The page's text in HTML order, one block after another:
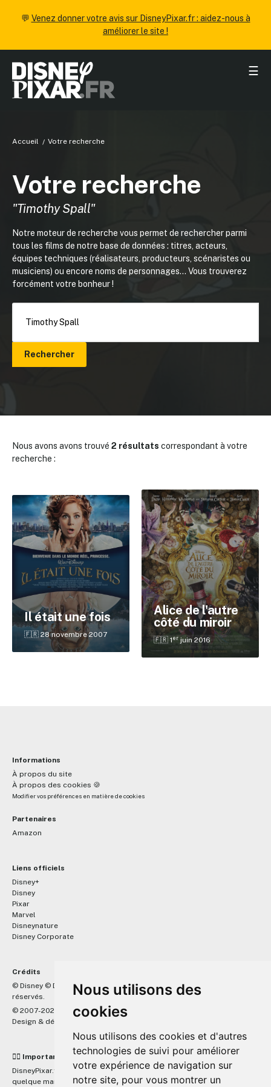
Nous utilisons des
cookies
Nous utilisons des cookies et d'autres
technologies de suivi pour améliorer
votre expérience de navigation sur
notre site, pour vous montrer un
💬 Venez donner votre avis sur DisneyPixar.fr : aidez-nous à
améliorer le site !
☰
Accueil Votre recherche
Votre recherche
"Timothy Spall"
Notre moteur de recherche vous permet de rechercher parmi
tous les films de notre base de données : titres, acteurs,
équipes techniques (réalisateurs, producteurs, scénaristes ou
musiciens) ou encore noms de personnages... Vous trouverez
forcément votre bonheur !
Rechercher
Nous avons avons trouvé 2 résultats correspondant à votre
recherche :
Il était une fois
🇫🇷 28 novembre 2007
Alice de l'autre
côté du miroir
🇫🇷 1er juin 2016
Informations
À propos du site
À propos des cookies 🍪
Modifier vos préférences en matière de cookies
Partenaires
Amazon
Liens officiels
Disney+
Disney
Pixar
Marvel
Disneynature
Disney Corporate
Crédits
© Disney © Disney/Pixar © &
Lucasfilm LTD © Marvel. Tous droits
réservés.
© 2007-2026 DisneyPixar.fr
Design & développement :
☝🏼 Important
DisneyPixar.fr est un site indépendant et n'est en aucun cas lié de
quelque manière que ce soit avec The Walt Disney Company, Pixar,
✕